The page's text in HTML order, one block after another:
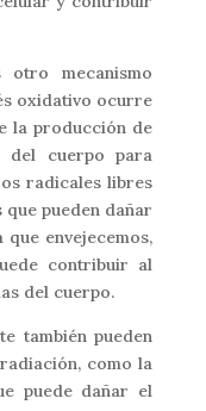
otro mecanismo
oxidativo ocurre
la producción de
del cuerpo para
radicales libres
pueden dañar
envejecemos,
contribuir al
del cuerpo.
también pueden
como la
puede dañar el